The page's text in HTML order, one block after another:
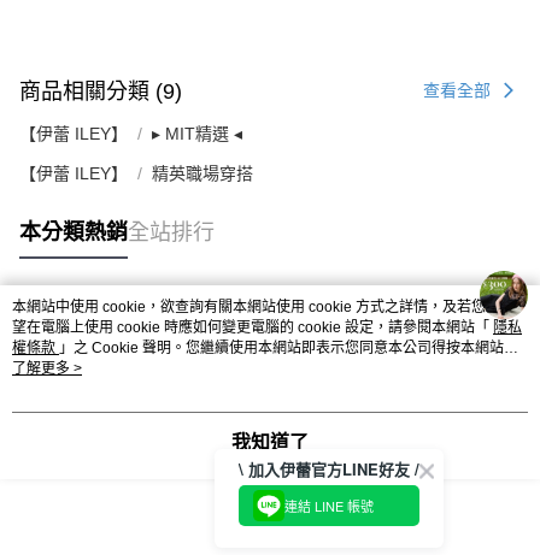
商品相關分類 (9) 查看全部
【伊蕾 ILEY】 ▸ MIT精選 ◂
【伊蕾 ILEY】 精英職場穿搭
本分類熱銷全站排行
熱門標籤
本網站中使用 cookie，欲查詢有關本網站使用 cookie 方式之詳情，及若您不希
望在電腦上使用 cookie 時應如何變更電腦的 cookie 設定，請參閱本網站「 隱私
權條款 」之 Cookie 聲明。您繼續使用本網站即表示您同意本公司得按本網站使
用條款之 Cookie 聲明使用 cookie。
了解更多 >
我知道了
\ 加入伊蕾官方LINE好友 /
連結 LINE 帳號